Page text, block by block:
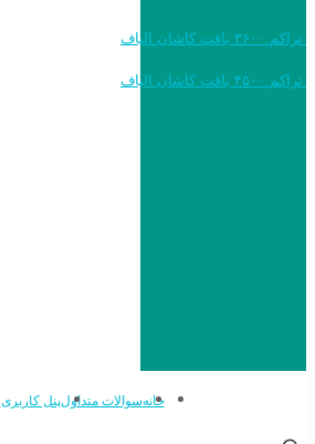
خرید به قیمت فرش ماشینی ۱۲۰۰ شانه تراکم ۳۶۰۰ بافت کاشان الیاف
خرید به قیمت فرش ماشینی ۱۵۰۰ شانه تراکم ۴۵۰۰ بافت کاشان الیاف
خانهسوالات متداولپنل کاربری